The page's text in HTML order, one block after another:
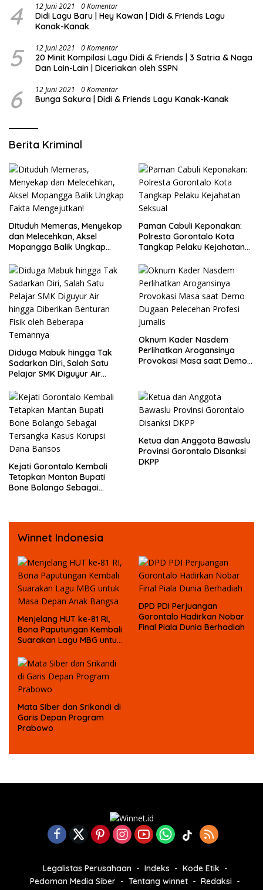
4 12 Juni 2021 0 Komentar
Didi Lagu Baru | Hey Kawan | Didi & Friends Lagu
Kanak-Kanak
5 12 Juni 2021 0 Komentar
20 Minit Kompilasi Lagu Didi & Friends | 3 Satria & Naga
Dan Lain-Lain | Diceriakan oleh SSPN
6 12 Juni 2021 0 Komentar
Bunga Sakura | Didi & Friends Lagu Kanak-Kanak
Berita Kriminal
Dituduh Memeras, Menyekap
dan Melecehkan, Aksel
Mopangga Balik Ungkap
Paman Cabuli Keponakan:
Polresta Gorontalo Kota
Tangkap Pelaku Kejahatan
Diduga Mabuk hingga Tak
Sadarkan Diri, Salah Satu
Pelajar SMK Diguyur Air
Fisik oleh Beberapa
Temannya
Oknum Kader Nasdem
Perlihatkan Arogansinya
Provokasi Masa saat Demo
Kejati Gorontalo Kembali
Tetapkan Mantan Bupati
Bone Bolango Sebagai
Ketua dan Anggota Bawaslu
Provinsi Gorontalo Disanksi
DKPP
Winnet Indonesia
Menjelang HUT ke-81 RI,
Bona Paputungan Kembali
Suarakan Lagu MBG untuk
DPD PDI Perjuangan
Gorontalo Hadirkan Nobar
Final Piala Dunia Berhadiah
Mata Siber dan Srikandi di
Garis Depan Program
Prabowo
Legalistas Perusahaan Indeks
Kode Etik
Pedoman Media Siber
Tentang winnet
Redaksi